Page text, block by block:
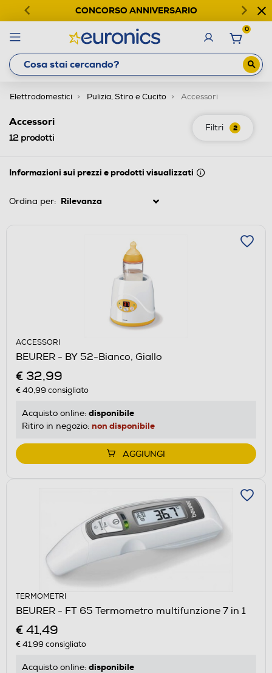
CONCORSO ANNIVERSARIO
0
Elettrodomestici Pulizia, Stiro e Cucito Accessori
Filtri 2
Accessori
12prodotti
Informazioni sui prezzi e prodotti visualizzati
Ordina per:
ACCESSORI
BEURER - BY 52-Bianco, Giallo
€ 32,99
€ 40,99 consigliato
Acquisto online: disponibile
Ritiro in negozio: non disponibile
AGGIUNGI
TERMOMETRI
BEURER - FT 65 Termometro multifunzione 7 in 1
€ 41,49
€ 41,99 consigliato
Acquisto online: disponibile